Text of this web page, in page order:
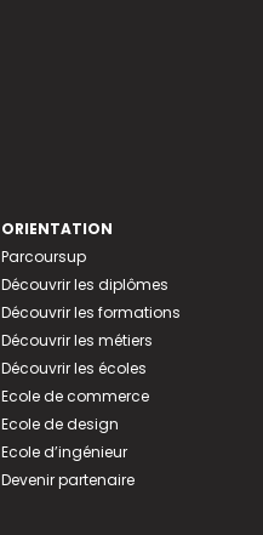
ORIENTATION
Parcoursup
Découvrir les diplômes
Découvrir les formations
Découvrir les métiers
Découvrir les écoles
Ecole de commerce
Ecole de design
Ecole d’ingénieur
Devenir partenaire